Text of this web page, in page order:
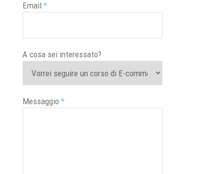
Email *
A cosa sei interessato?
Messaggio *